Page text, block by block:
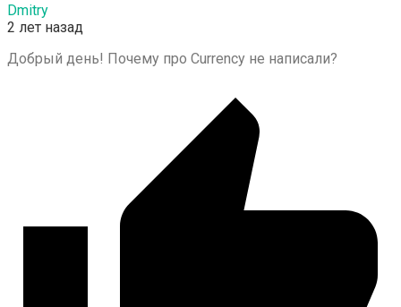
Dmitry
2 лет назад
Добрый день! Почему про Currency не написали?